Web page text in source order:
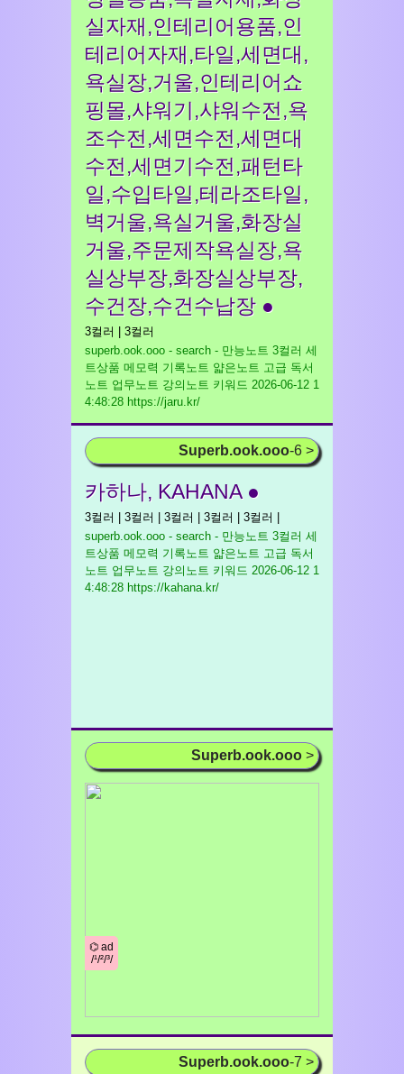
실자재,인테리어용품,인
테리어자재,타일,세면대,
욕실장,거울,인테리어쇼
핑몰,샤워기,샤워수전,욕
조수전,세면수전,세면대
수전,세면기수전,패턴타
일,수입타일,테라조타일,
벽거울,욕실거울,화장실
거울,주문제작욕실장,욕
실상부장,화장실상부장,
수건장,수건수납장 ●
3컬러 | 3컬러
superb.ook.ooo - search - 만능노트 3컬러 세
트상품 메모력 기록노트 얇은노트 고급 독서
노트 업무노트 강의노트 키워드 2026-06-12 1
4:48:28 https://jaru.kr/
Superb.ook.ooo-6 >
카하나, KAHANA ●
3컬러 | 3컬러 | 3컬러 | 3컬러 | 3컬러 |
superb.ook.ooo - search - 만능노트 3컬러 세
트상품 메모력 기록노트 얇은노트 고급 독서
노트 업무노트 강의노트 키워드 2026-06-12 1
4:48:28 https://kahana.kr/
Superb.ook.ooo >
⌬ ad
/¹/²/³/
Superb.ook.ooo-7 >